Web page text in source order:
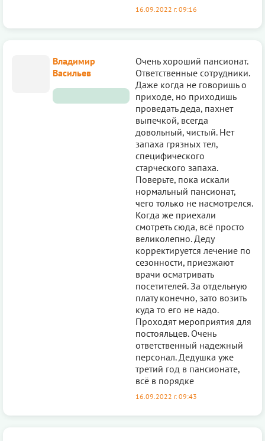
16.09.2022 г. 09:16
Владимир
Васильев
Очень хороший пансионат.
Ответственные сотрудники.
Даже когда не говоришь о
приходе, но приходишь
проведать деда, пахнет
выпечкой, всегда
довольный, чистый. Нет
запаха грязных тел,
специфического
старческого запаха.
Поверьте, пока искали
нормальный пансионат,
чего только не насмотрелся.
Когда же приехали
смотреть сюда, всё просто
великолепно. Деду
корректируется лечение по
сезонности, приезжают
врачи осматривать
посетителей. За отдельную
плату конечно, зато возить
куда то его не надо.
Проходят мероприятия для
постояльцев. Очень
ответственный надежный
персонал. Дедушка уже
третий год в пансионате,
всё в порядке
16.09.2022 г. 09:43